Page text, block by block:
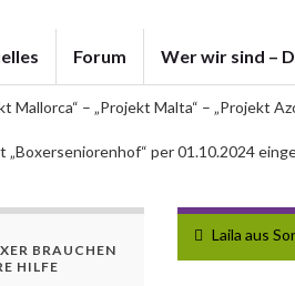
Forum Wer wir sind –
Mallorca“ – „Projekt Malta“ – „Projekt
„Boxerseniorenhof“ per 01.10.2024
Laila aus
BRAUCHEN
HILFE